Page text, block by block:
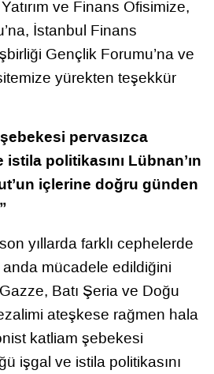
ve Finans Ofisimize,
İstanbul Finans
Gençlik Forumu’na ve
yürekten teşekkür
pervasızca
politikasını Lübnan’ın
içlerine doğru günden
yıllarda farklı cephelerde
mücadele edildiğini
Batı Şeria ve Doğu
ateşkese rağmen hala
katliam şebekesi
işgal ve istila politikasını